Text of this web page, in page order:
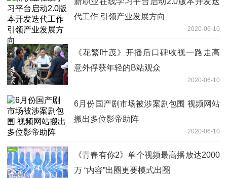
代工作 引领产业发展方向
2020-06-10
《花繁叶茂》开播后口碑收视一路走高
意外俘获年轻的B站观众
2020-06-10
6月份国产剧市场被涉案剧包围 视频网站
搬出多位影帝助阵
2020-06-10
《青春有你2》单个视频最高播放达2000
万 “内容”出圈更要模式出圈